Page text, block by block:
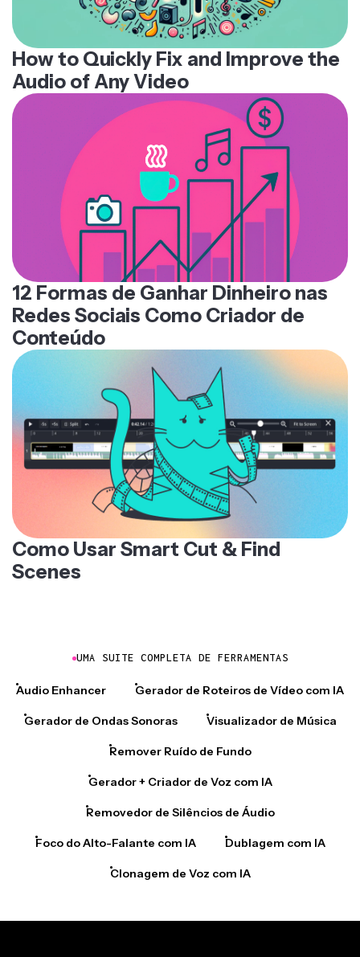
How to Quickly Fix and Improve the
Audio of Any Video
12 Formas de Ganhar Dinheiro nas
Redes Sociais Como Criador de
Conteúdo
Como Usar Smart Cut & Find
Scenes
UMA SUITE COMPLETA DE FERRAMENTAS
Audio Enhancer Gerador de Roteiros de Vídeo com IA
Gerador de Ondas Sonoras Visualizador de Música
Remover Ruído de Fundo
Gerador + Criador de Voz com IA
Removedor de Silêncios de Áudio
Foco do Alto-Falante com IA Dublagem com IA
Clonagem de Voz com IA